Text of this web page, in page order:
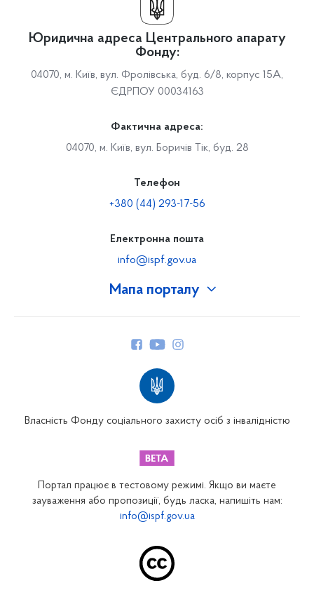
Мапа порталу
Закарпатське відділення
Запорізьке відділення
Юридична адреса Центрального апарату
Фонду:
04070, м. Київ, вул. Фролівська, буд. 6/8, корпус 15А,
ЄДРПОУ 00034163
Фактична адреса:
04070, м. Київ, вул. Боричів Тік, буд. 28
Телефон
+380 (44) 293-17-56
Електронна пошта
info@ispf.gov.ua
Власність Фонду соціального захисту осіб з інвалідністю
Портал працює в тестовому режимі. Якщо ви маєте
зауваження або пропозиції, будь ласка, напишіть нам:
info@ispf.gov.ua